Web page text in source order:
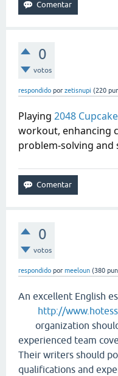
0
votos
respondido por zetisnupi (220
Playing 2048
workout, enhancing
problem-solving and
0
votos
respondido por meeloun (380
An excellent English
http://
organization should
experienced team
Their writers should
qualifications and